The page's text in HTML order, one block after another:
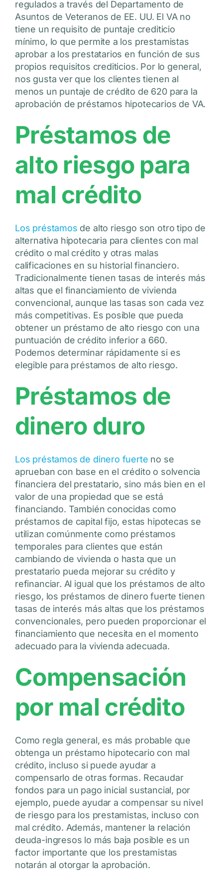
regulados a través del Departamento de
Asuntos de Veteranos de EE. UU. El VA no
tiene un requisito de puntaje crediticio
mínimo, lo que permite a los prestamistas
aprobar a los prestatarios en función de sus
propios requisitos crediticios. Por lo general,
nos gusta ver que los clientes tienen al
menos un puntaje de crédito de 620 para la
aprobación de préstamos hipotecarios de VA.
Préstamos de
alto riesgo para
mal crédito
Los préstamos de alto riesgo son otro tipo de
alternativa hipotecaria para clientes con mal
crédito o mal crédito y otras malas
calificaciones en su historial financiero.
Tradicionalmente tienen tasas de interés más
altas que el financiamiento de vivienda
convencional, aunque las tasas son cada vez
más competitivas. Es posible que pueda
obtener un préstamo de alto riesgo con una
puntuación de crédito inferior a 660.
Podemos determinar rápidamente si es
elegible para préstamos de alto riesgo.
Préstamos de
dinero duro
Los préstamos de dinero fuerte no se
aprueban con base en el crédito o solvencia
financiera del prestatario, sino más bien en el
valor de una propiedad que se está
financiando. También conocidas como
préstamos de capital fijo, estas hipotecas se
utilizan comúnmente como préstamos
temporales para clientes que están
cambiando de vivienda o hasta que un
prestatario pueda mejorar su crédito y
refinanciar. Al igual que los préstamos de alto
riesgo, los préstamos de dinero fuerte tienen
tasas de interés más altas que los préstamos
convencionales, pero pueden proporcionar el
financiamiento que necesita en el momento
adecuado para la vivienda adecuada.
Compensación
por mal crédito
Como regla general, es más probable que
obtenga un préstamo hipotecario con mal
crédito, incluso si puede ayudar a
compensarlo de otras formas. Recaudar
fondos para un pago inicial sustancial, por
ejemplo, puede ayudar a compensar su nivel
de riesgo para los prestamistas, incluso con
mal crédito. Además, mantener la relación
deuda-ingresos lo más baja posible es un
factor importante que los prestamistas
notarán al otorgar la aprobación.